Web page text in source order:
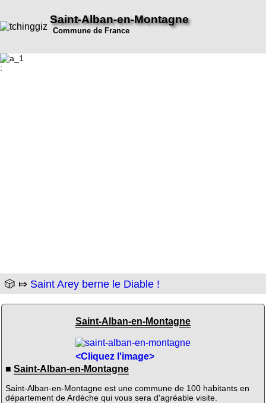
Saint-Alban-en-Montagne
Commune de France
:
🎲 ⤇ Saint Arey berne le Diable !
Saint-Alban-en-Montagne
<Cliquez l'image>
■ Saint-Alban-en-Montagne
Saint-Alban-en-Montagne est une commune de 100 habitants en
département de Ardèche qui vous sera d'agréable visite.